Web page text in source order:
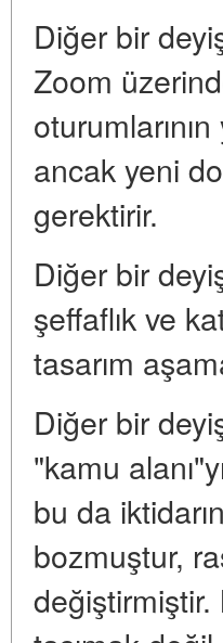
Diğer bir
Zoom
ancak yeni
gerektirir.
Diğer bir
şeffaflık ve
tasarım
Diğer bir
"kamu
bu da
bozmuştur,